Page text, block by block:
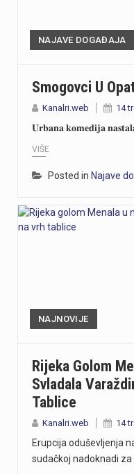
NAJAVE DOGAĐAJA
Smogovci U
Kanalri.web 14
𝐔𝐫𝐛𝐚𝐧𝐚 𝐤𝐨𝐦𝐞𝐝𝐢𝐣𝐚
VIŠE
Posted in Najave
NAJNOVIJE
Rijeka Golom
Svladala
Tablice
Kanalri.web 14
Erupcija oduševljenja
sudačkoj nadoknadi za